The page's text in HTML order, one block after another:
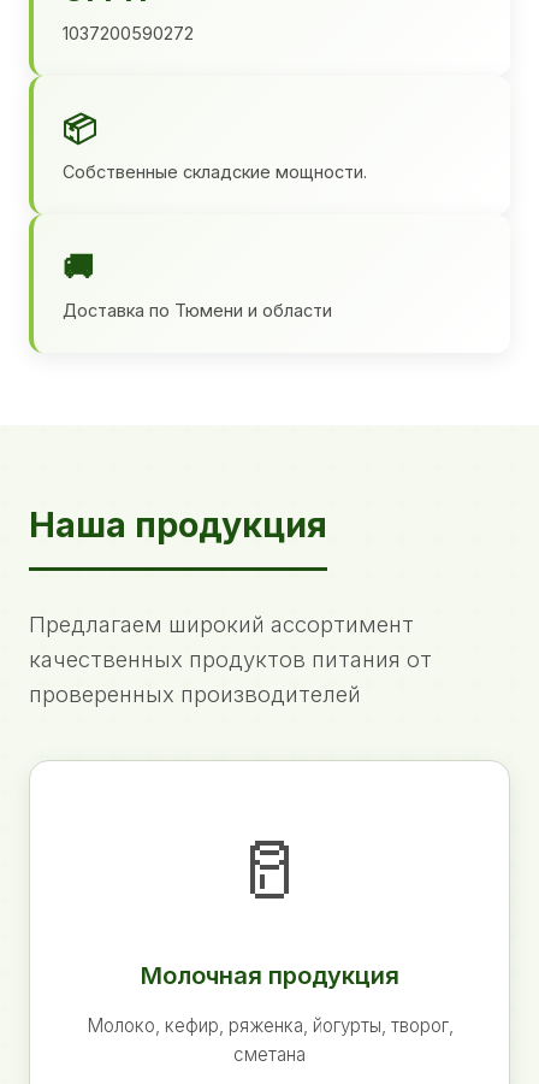
1037200590272
📦
Собственные складские мощности.
🚚
Доставка по Тюмени и области
Наша продукция
Предлагаем широкий ассортимент
качественных продуктов питания от
проверенных производителей
🥛
Молочная продукция
Молоко, кефир, ряженка, йогурты, творог,
сметана